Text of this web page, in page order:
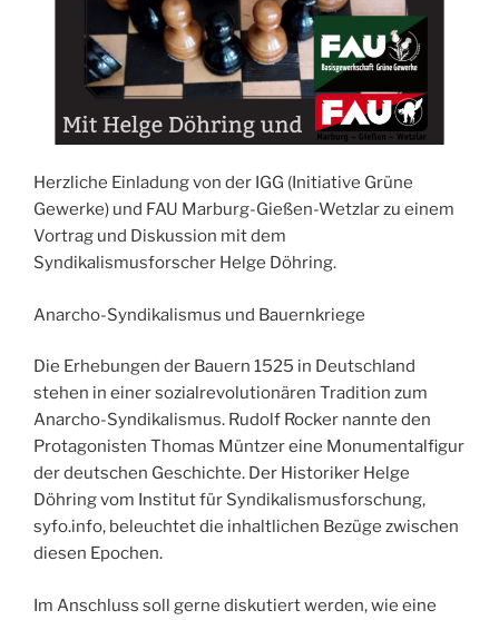
Herzliche Einladung von der IGG (Initiative Grüne
Gewerke) und FAU Marburg-Gießen-Wetzlar zu einem
Vortrag und Diskussion mit dem
Syndikalismusforscher Helge Döhring.
Anarcho-Syndikalismus und Bauernkriege
Die Erhebungen der Bauern 1525 in Deutschland
stehen in einer sozialrevolutionären Tradition zum
Anarcho-Syndikalismus. Rudolf Rocker nannte den
Protagonisten Thomas Müntzer eine Monumentalfigur
der deutschen Geschichte. Der Historiker Helge
Döhring vom Institut für Syndikalismusforschung,
syfo.info, beleuchtet die inhaltlichen Bezüge zwischen
diesen Epochen.
Im Anschluss soll gerne diskutiert werden, wie eine